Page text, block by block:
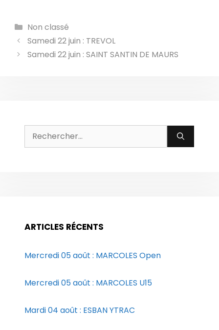
Catégories
Non classé
Samedi 22 juin : TREVOL
Samedi 22 juin : SAINT SANTIN DE MAURS
Rechercher :
ARTICLES RÉCENTS
Mercredi 05 août : MARCOLES Open
Mercredi 05 août : MARCOLES U15
Mardi 04 août : ESBAN YTRAC